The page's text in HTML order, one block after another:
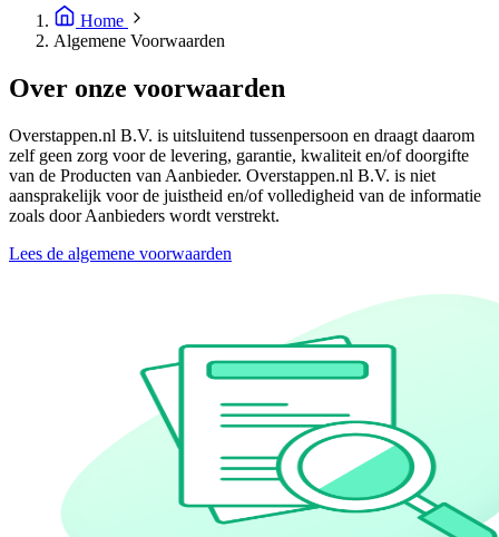
Home
Algemene Voorwaarden
Over onze voorwaarden
Overstappen.nl B.V. is uitsluitend tussenpersoon en draagt daarom
zelf geen zorg voor de levering, garantie, kwaliteit en/of doorgifte
van de Producten van Aanbieder. Overstappen.nl B.V. is niet
aansprakelijk voor de juistheid en/of volledigheid van de informatie
zoals door Aanbieders wordt verstrekt.
Lees de algemene voorwaarden